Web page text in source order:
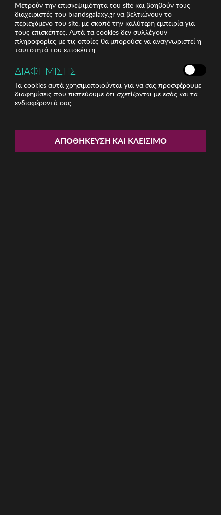
Γυναικεία Σκουλαρίκια Sadie
Μετρούν την επισκεψιμότητα του site και βοηθούν τους
διαχειριστές του brandsgalaxy.gr να βελτιώνουν το
περιεχόμενο του site, με σκοπό την καλύτερη εμπειρία για
τους επισκέπτες. Αυτά τα cookies δεν συλλέγουν
πληροφορίες με τις οποίες θα μπορούσε να αναγνωριστεί η
ταυτότητά του επισκέπτη.
ΔΙΑΦΗΜΙΣΗΣ
Τα cookies αυτά χρησιμοποιούνται για να σας προσφέρουμε
διαφημίσεις που πιστεύουμε ότι σχετίζονται με εσάς και τα
ενδιαφέροντά σας.
ΑΠΟΘΉΚΕΥΣΗ ΚΑΙ ΚΛΕΊΣΙΜΟ